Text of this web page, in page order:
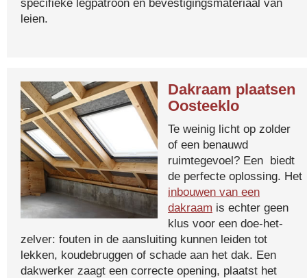
specifieke legpatroon en bevestigingsmateriaal van
leien.
Dakraam plaatsen
Oosteeklo
Te weinig licht op zolder
of een benauwd
ruimtegevoel? Een biedt
de perfecte oplossing. Het
inbouwen van een
dakraam is echter geen
klus voor een doe-het-
zelver: fouten in de aansluiting kunnen leiden tot
lekken, koudebruggen of schade aan het dak. Een
dakwerker zaagt een correcte opening, plaatst het